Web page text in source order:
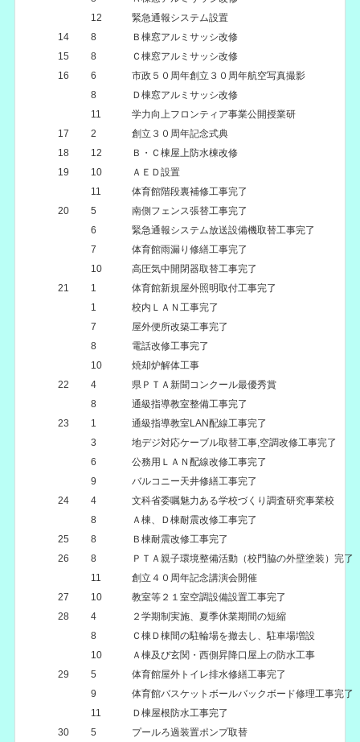
12
緊急通報システム設置
14
8
Ｂ棟窓アルミサッシ改修
15
8
Ｃ棟窓アルミサッシ改修
16
6
市政５０周年創立３０周年航空写真撮影
8
Ｄ棟窓アルミサッシ改修
11
学力向上フロンティア事業公開授業研
17
2
創立３０周年記念式典
18
12
Ｂ・Ｃ棟屋上防水棟改修
19
10
ＡＥＤ設置
11
体育館階段裏補修工事完了
20
5
南側フェンス張替工事完了
6
緊急通報システム放送設備機取替工事完了
7
体育館雨漏り修繕工事完了
10
高圧気中開閉器取替工事完了
21
1
体育館新規屋外照明取付工事完了
1
校内ＬＡＮ工事完了
7
屋外便所改築工事完了
8
電話改修工事完了
10
焼却炉解体工事
22
4
県ＰＴＡ新聞コンクール最優秀賞
8
通級指導教室整備工事完了
23
1
通級指導教室LAN配線工事完了
3
地デジ対応ケーブル取替工事,空調改修工事完了
6
公務用ＬＡＮ配線改修工事完了
9
バルコニー天井修繕工事完了
24
4
文科省委嘱魅力ある学校づくり調査研究事業校
8
Ａ棟、Ｄ棟耐震改修工事完了
25
8
Ｂ棟耐震改修工事完了
26
8
ＰＴＡ親子環境整備活動（校門脇の外壁塗装）完了
11
創立４０周年記念講演会開催
27
10
教室等２１室空調設備設置工事完了
28
4
２学期制実施、夏季休業期間の短縮
8
Ｃ棟Ｄ棟間の駐輪場を撤去し、駐車場増設
10
Ａ棟及び玄関・西側昇降口屋上の防水工事
29
5
体育館屋外トイレ排水修繕工事完了
9
体育館バスケットボールバックボード修理工事完了
11
Ｄ棟屋根防水工事完了
30
5 プールろ過装置ポンプ取替